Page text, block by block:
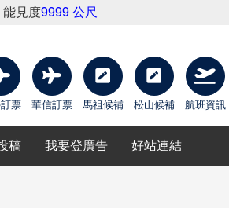
能見度9999 公尺
票 華信訂票 馬祖候補 松山候補 航班資訊
稿 我要登廣告 好站連結